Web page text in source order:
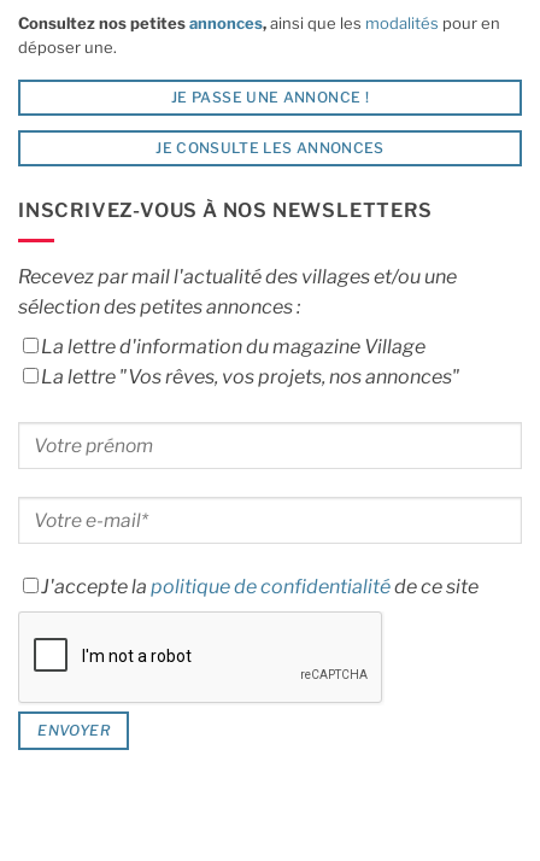
Consultez nos petitesannonces,ainsi que les modalités pour en
déposer une.
JE PASSE UNE ANNONCE !
JE CONSULTE LES ANNONCES
INSCRIVEZ-VOUS À NOS NEWSLETTERS
Recevez par mail l'actualité des villages et/ou une
sélection des petites annonces :
La lettre d'information du magazine Village
La lettre "Vos rêves, vos projets, nos annonces"
J'accepte la politique de confidentialitéde ce site